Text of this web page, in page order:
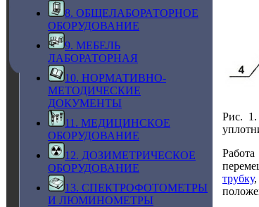
8. ОБЩЕЛАБОРАТОРНОЕ
ОБОРУДОВАНИЕ
9. МЕБЕЛЬ
ЛАБОРАТОРНАЯ
10. НОРМАТИВНО-
МЕТОДИЧЕСКИЕ
ДОКУМЕНТЫ
11. МЕДИЦИНСКОЕ
ОБОРУДОВАНИЕ
12. ДОЗИМЕТРИЧЕСКОЕ
ОБОРУДОВАНИЕ
13. СПЕКТРОФОТОМЕТРЫ
И ЛЮМИНОМЕТРЫ
Рис.
трубку,